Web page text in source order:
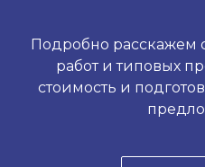
Подробно расскажем
работ и типовых
стоимость и